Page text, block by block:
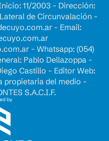
11/2003 - Dirección:
de Circunvalación -
- Email:
- Whatsapp: (054)
Pablo Dellazoppa -
Castillo - Editor Web:
propietaria del medio -
S.A.C.I.F.